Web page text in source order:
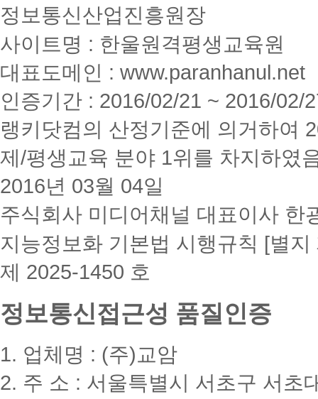
정보통신산업진흥원장
사이트명 : 한울원격평생교육원
대표도메인 : www.paranhanul.net
인증기간 : 2016/02/21 ~ 2016/02/
랭키닷컴의 산정기준에 의거하여
제/평생교육 분야 1위를 차지하였
2016년 03월 04일
주식회사 미디어채널 대표이사 한
지능정보화 기본법 시행규칙 [별지
제 2025-1450 호
정보통신접근성 품질인증
1. 업체명 : (주)교암
2. 주 소 : 서울특별시 서초구 서초